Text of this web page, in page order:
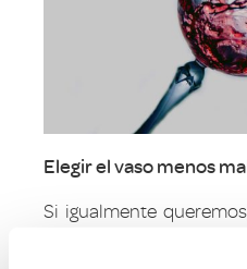
Elegir el vaso menos
Si igualmente
vino en un vaso,
menos mala. Para ello,